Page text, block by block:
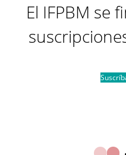
El IFPBM se